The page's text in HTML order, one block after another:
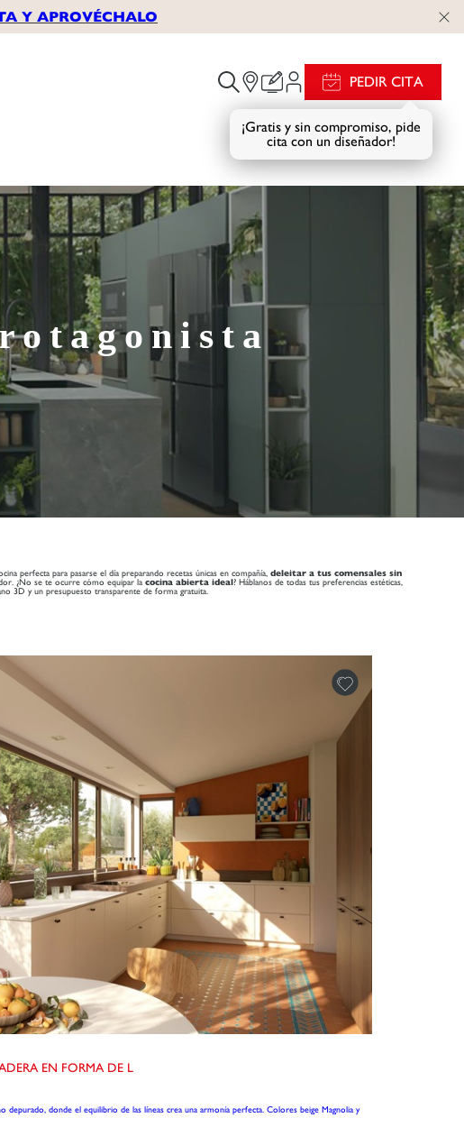
Y APROVÉCHALO
PEDIR CITA
¡Gratis y sin compromiso, pide
cita con un diseñador!
perfecta para pasarse el día preparando recetas únicas en compañía, deleitar a tus comensales sin
¿No se te ocurre cómo equipar la cocina abierta ideal? Háblanos de todas tus preferencias estéticas,
3D y un presupuesto transparente de forma gratuita.
EN FORMA DE L
depurado, donde el equilibrio de las líneas crea una armonía perfecta. Colores beige Magnolia y